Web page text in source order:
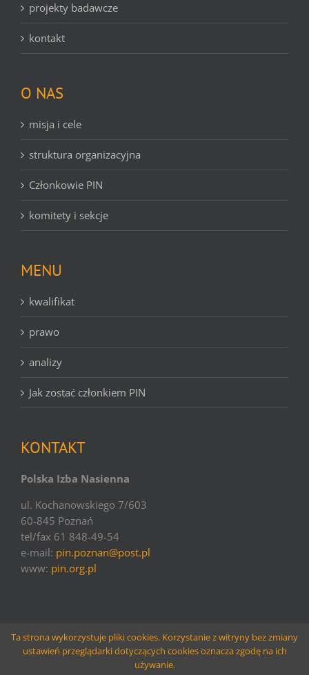
projekty badawcze
kontakt
O NAS
misja i cele
struktura organizacyjna
Członkowie PIN
komitety i sekcje
MENU
kwalifikat
prawo
analizy
Jak zostać członkiem PIN
KONTAKT
Polska Izba Nasienna
ul. Kochanowskiego 7/603
60-845 Poznań
tel/fax 61 848-49-54
e-mail: pin.poznan@post.pl
www: pin.org.pl
© copyright PIN | 2016 | websolutionsLarido
Ta strona wykorzystuje pliki cookies. Korzystanie z witryny bez zmiany
ustawień przeglądarki dotyczących cookies oznacza zgodę na ich
używanie.